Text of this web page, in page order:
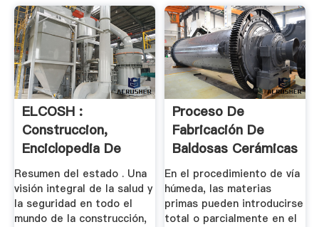
ELCOSH :
Construccion,
Enciclopedia De
Salud Y .
Resumen del estado . Una
visión integral de la salud y
la seguridad en todo el
mundo de la construcción,
Proceso De
Fabricación De
Baldosas Cerámicas
...
En el procedimiento de vía
húmeda, las materias
primas pueden introducirse
total o parcialmente en el